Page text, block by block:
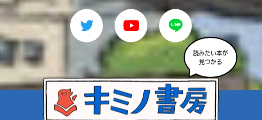
読みたい本が
見つかる